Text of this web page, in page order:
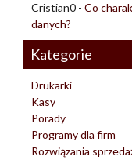
Cristian0 - Co
danych?
Kategorie
Drukarki
Kasy
Porady
Programy dla firm
Rozwiązania